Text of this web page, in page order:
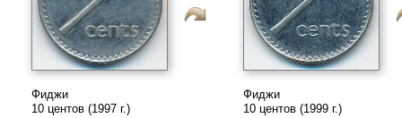
Фиджи
10 центов (1997 г.)
Фиджи
10 центов (1999 г.)